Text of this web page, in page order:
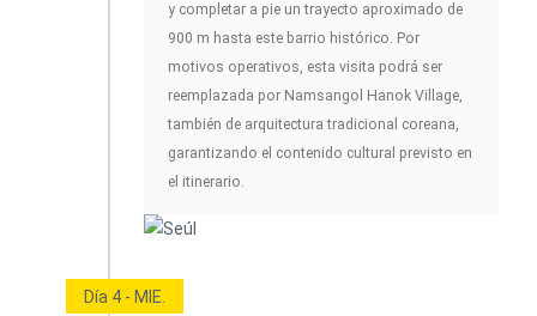
y completar a pie un trayecto aproximado de
900 m hasta este barrio histórico. Por
motivos operativos, esta visita podrá ser
reemplazada por Namsangol Hanok Village,
también de arquitectura tradicional coreana,
garantizando el contenido cultural previsto en
el itinerario.
Día 4 - MIE.